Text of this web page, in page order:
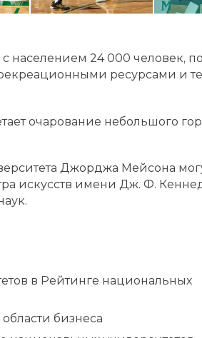
населением 24 000 человек,
ресурсами и
очарование небольшого
Джорджа Мейсона
искусств имени Дж. Ф.
в Рейтинге национальных
бизнеса